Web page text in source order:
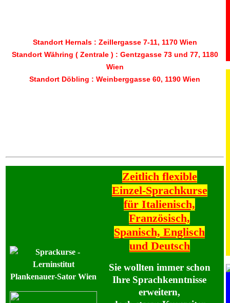
Standort Hernals : Zeillergasse 7-11, 1170 Wien
Standort Währing ( Zentrale ) : Gentzgasse 73und 77, 1180
Wien
Standort Döbling : Weinberggasse 60, 1190 Wien
Zeitlich flexible
Einzel-Sprachkurse
für Italienisch,
Französisch,
Spanisch, Englisch
und Deutsch
Sie wollten immer schon
Ihre Sprachkenntnisse
erweitern,